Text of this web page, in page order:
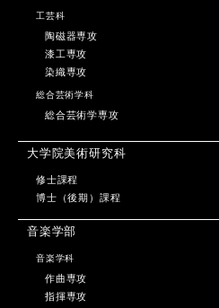
工芸科
陶磁器専攻
漆工専攻
染織専攻
総合芸術学科
総合芸術学専攻
大学院美術研究科
修士課程
博士（後期）課程
音楽学部
音楽学科
作曲専攻
指揮専攻